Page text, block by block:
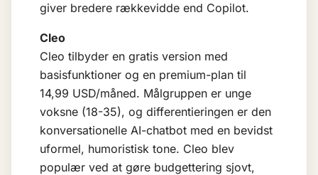
giver bredere rækkevidde end Copilot.
Cleo
Cleo tilbyder en gratis version med
basisfunktioner og en premium-plan til
14,99 USD/måned. Målgruppen er unge
voksne (18-35), og differentieringen er den
konversationelle AI-chatbot med en bevidst
uformel, humoristisk tone. Cleo blev
populær ved at gøre budgettering sjovt,